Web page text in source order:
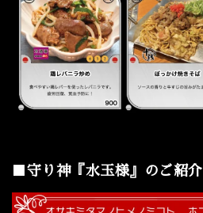
■守り神『水玉様』のご紹介